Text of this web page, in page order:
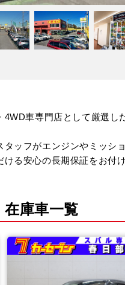
車専門店として厳選し
タッフがエンジンやミッ
る安心の長期保証をお付
庫車一覧